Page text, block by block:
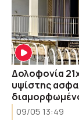
Δολοφονία
υψίστης
09/05 13:49